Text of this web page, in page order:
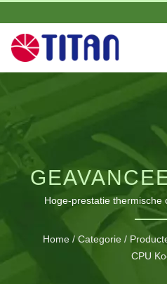
Hoge-prestatie thermische
contactwarmtebuizen voor
Home / Categorie /
CPU